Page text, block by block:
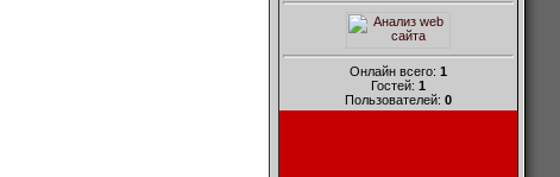
Онлайн всего: 1
Гостей: 1
Пользователей: 0